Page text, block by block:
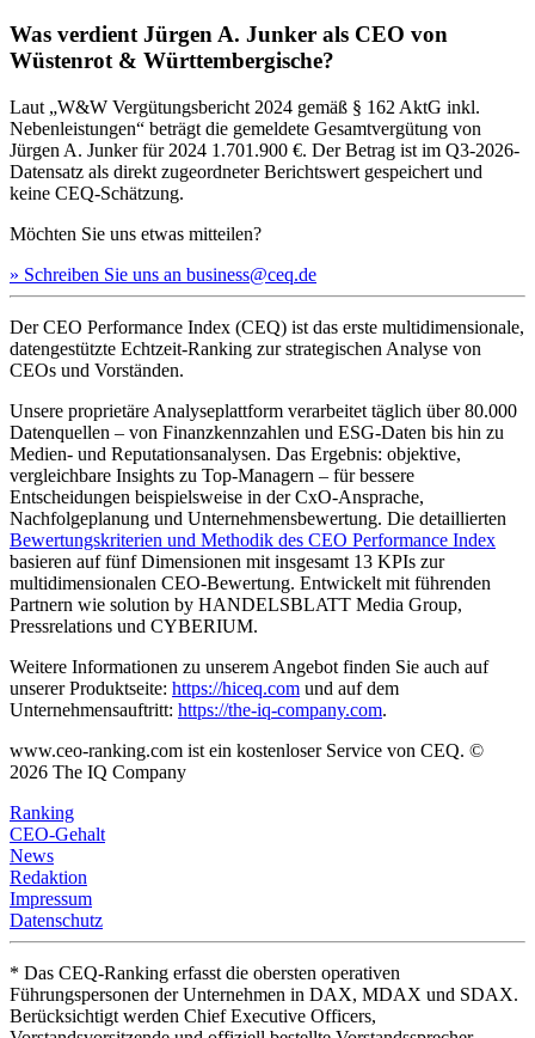
Was verdient Jürgen A. Junker als CEO von
Wüstenrot & Württembergische?
Laut „W&W Vergütungsbericht 2024 gemäß § 162 AktG inkl.
Nebenleistungen“ beträgt die gemeldete Gesamtvergütung von
Jürgen A. Junker für 2024 1.701.900 €. Der Betrag ist im Q3-2026-
Datensatz als direkt zugeordneter Berichtswert gespeichert und
keine CEQ-Schätzung.
Möchten Sie uns etwas mitteilen?
» Schreiben Sie uns an business@ceq.de
Der CEO Performance Index (CEQ) ist das erste multidimensionale,
datengestützte Echtzeit-Ranking zur strategischen Analyse von
CEOs und Vorständen.
Unsere proprietäre Analyseplattform verarbeitet täglich über 80.000
Datenquellen – von Finanzkennzahlen und ESG-Daten bis hin zu
Medien- und Reputationsanalysen. Das Ergebnis: objektive,
vergleichbare Insights zu Top-Managern – für bessere
Entscheidungen beispielsweise in der CxO-Ansprache,
Nachfolgeplanung und Unternehmensbewertung. Die detaillierten
Bewertungskriterien und Methodik des CEO Performance Index
basieren auf fünf Dimensionen mit insgesamt 13 KPIs zur
multidimensionalen CEO-Bewertung. Entwickelt mit führenden
Partnern wie solution by HANDELSBLATT Media Group,
Pressrelations und CYBERIUM.
Weitere Informationen zu unserem Angebot finden Sie auch auf
unserer Produktseite: https://hiceq.com und auf dem
Unternehmensauftritt: https://the-iq-company.com.
www.ceo-ranking.com ist ein kostenloser Service von CEQ. ©
2026 The IQ Company
Ranking
CEO-Gehalt
News
Redaktion
Impressum
Datenschutz
* Das CEQ-Ranking erfasst die obersten operativen
Führungspersonen der Unternehmen in DAX, MDAX und SDAX.
Berücksichtigt werden Chief Executive Officers,